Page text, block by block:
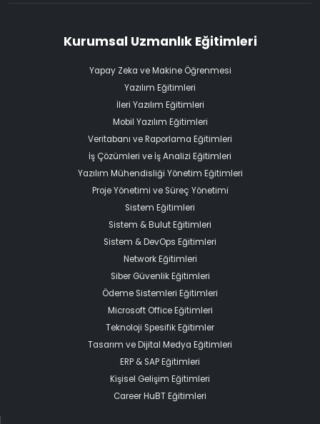
Kurumsal Uzmanlık Eğitimleri
Yapay Zeka ve Makine Öğrenmesi
Yazılım Eğitimleri
İleri Yazılım Eğitimleri
Mobil Yazılım Eğitimleri
Veritabanı ve Raporlama Eğitimleri
İş Çözümleri ve İş Analizi Eğitimleri
Yazılım Mühendisliği Yönetim Eğitimleri
Proje Yönetimi ve Süreç Yönetimi
Sistem Eğitimleri
Sistem & Bulut Eğitimleri
Sistem & DevOps Eğitimleri
Network Eğitimleri
Siber Güvenlik Eğitimleri
Ödeme Sistemleri Eğitimleri
Microsoft Office Eğitimleri
Teknoloji Spesifik Eğitimler
Tasarım ve Dijital Medya Eğitimleri
ERP & SAP Eğitimleri
Kişisel Gelişim Eğitimleri
Career HuBT Eğitimleri